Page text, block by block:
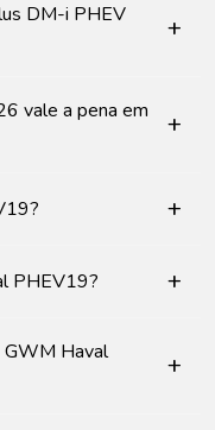
DM-i PHEV
+
vale a pena em
+
+
PHEV19? +
GWM Haval
+